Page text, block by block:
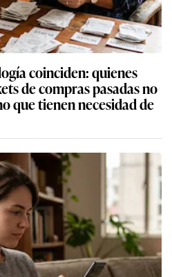
coinciden: quienes
de compras pasadas no
que tienen necesidad de